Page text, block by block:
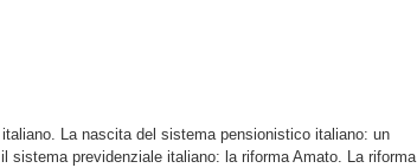
La nascita del sistema pensionistico italiano: un
sistema previdenziale italiano: la riforma Amato. La riforma